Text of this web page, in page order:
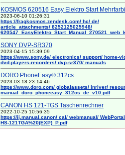
KOSMOS 620516 Easy Elektro Start
2023-06-10 01:26:31
https://fragkosmos.zendesk.com/ hc/ de/
article_attachments/ 8252125025948/
SONY DVP-SR370
2023-04-15 15:39:09
https://www.sony.de/ electronics/ support/ home-
dvd-players-recorders/ dvp-sr370/ manuals
DORO PhoneEasy® 312cs
2023-03-18 23:14:46
https://www.doro.com/ globalassets/ inriver/
manual_doro_phoneeasy_312cs_de_v10.pdf
CANON HS 121-TGS Taschenrechner
2022-10-25 10:56:35
https://ij.manual.canon/ cal/ webmanual/
HS-121TGA%20(EXP)_P.pdf